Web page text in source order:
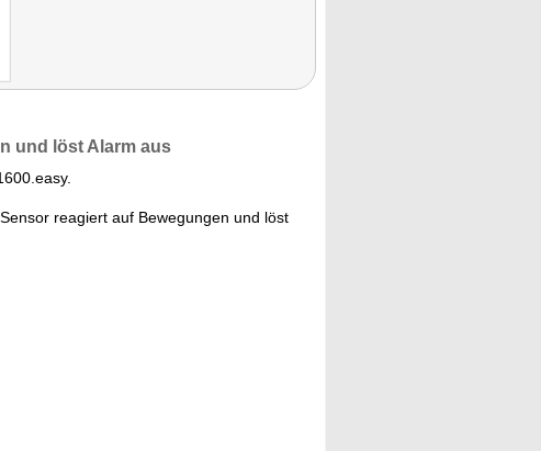
und löst Alarm aus
reagiert auf Bewegungen und löst